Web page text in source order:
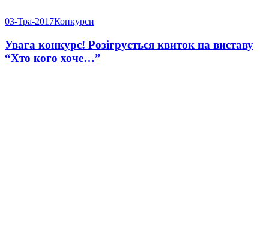
03-Тра-2017Конкурси
Увага конкурс! Розігрується квиток на виставу
“Хто кого хоче…”